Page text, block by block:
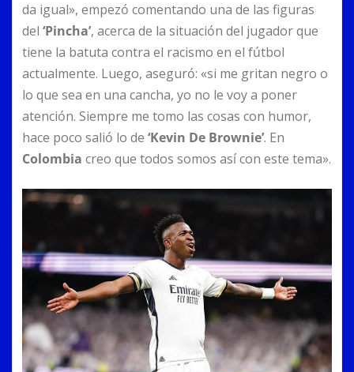
da igual», empezó comentando una de las figuras
del ‘Pincha’, acerca de la situación del jugador que
tiene la batuta contra el racismo en el fútbol
actualmente. Luego, aseguró: «si me gritan negro o
lo que sea en una cancha, yo no le voy a poner
atención. Siempre me tomo las cosas con humor,
hace poco salió lo de ‘Kevin De Brownie’. En
Colombia creo que todos somos así con este tema».